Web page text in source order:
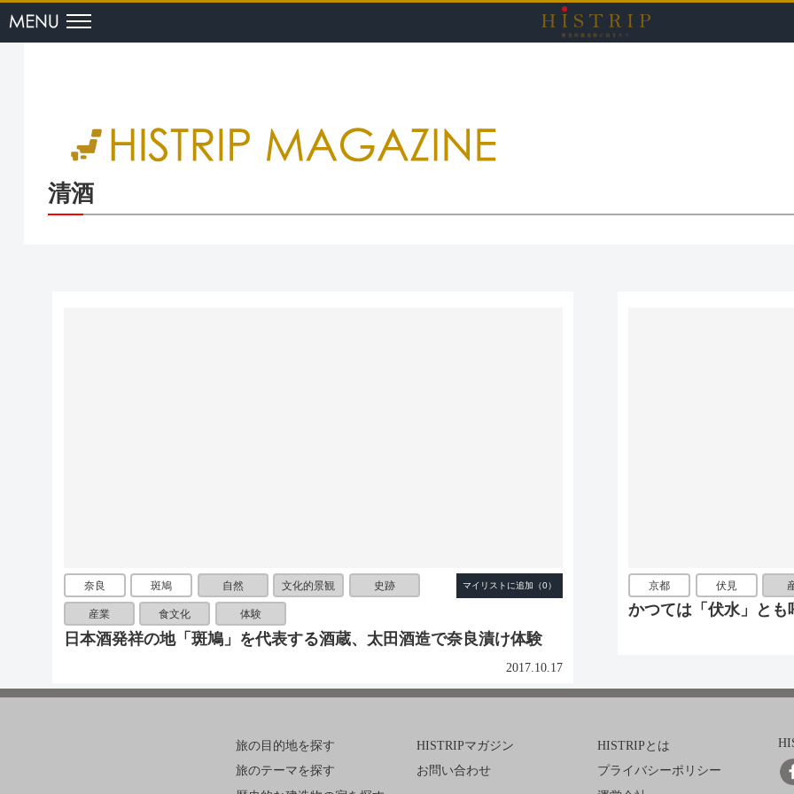
HISTRIP（
清酒
奈良 斑鳩 自然 文化的景観 史跡
産業 食文化 体験
日本酒発祥の地「斑鳩」を代表する酒蔵、太田酒造で奈良漬け体験
2017.10.17
京都 伏見
かつては「伏水」と
旅の目的地を探す
旅のテーマを探す
HISTRIPマガジン
お問い合わせ
HISTRIPとは
プライバシーポリシー